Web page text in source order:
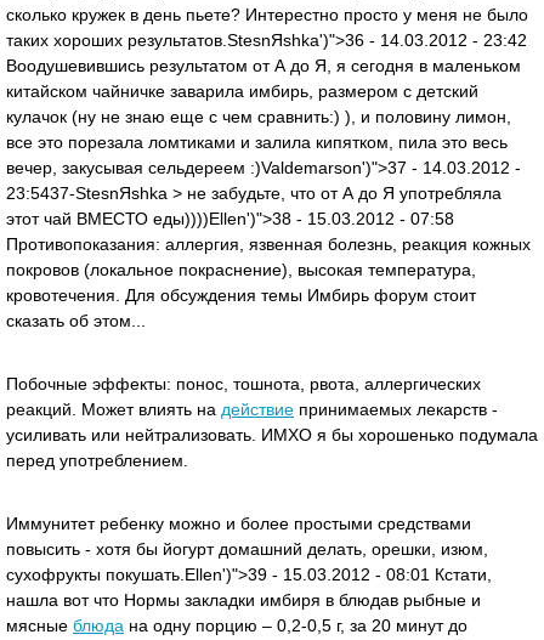
сколько кружек в день пьете? Интерестно просто у меня не было
таких хороших результатов.StesnЯshka')">36 - 14.03.2012 - 23:42
Воодушевившись результатом от А до Я, я сегодня в маленьком
китайском чайничке заварила имбирь, размером с детский
кулачок (ну не знаю еще с чем сравнить:) ), и половину лимон,
все это порезала ломтиками и залила кипятком, пила это весь
вечер, закусывая сельдереем :)Valdemarson')">37 - 14.03.2012 -
23:5437-StesnЯshka > не забудьте, что от А до Я употребляла
этот чай ВМЕСТО еды))))Ellen')">38 - 15.03.2012 - 07:58
Противопоказания: аллергия, язвенная болезнь, реакция кожных
покровов (локальное покраснение), высокая температура,
кровотечения. Для обсуждения темы Имбирь форум стоит
сказать об этом...
Побочные эффекты: понос, тошнота, рвота, аллергических
реакций. Может влиять на действие принимаемых лекарств -
усиливать или нейтрализовать. ИМХО я бы хорошенько подумала
перед употреблением.
Иммунитет ребенку можно и более простыми средствами
повысить - хотя бы йогурт домашний делать, орешки, изюм,
сухофрукты покушать.Ellen')">39 - 15.03.2012 - 08:01 Кстати,
нашла вот что Нормы закладки имбиря в блюдав рыбные и
мясные блюда на одну порцию – 0,2-0,5 г, за 20 минут до